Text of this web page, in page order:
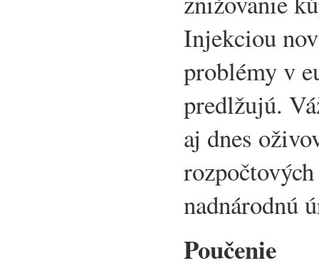
Injekciou
problémy v
predlžujú.
aj dnes
nadnárodnú
Poučenie